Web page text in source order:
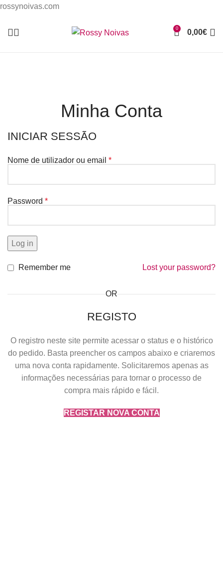
rossynoivas.com
0 0,00€
Minha Conta
INICIAR SESSÃO
Nome de utilizador ou email *
Password *
Log in
Lost your password?
Remember me
OR
REGISTO
O registro neste site permite acessar o status e o histórico
do pedido. Basta preencher os campos abaixo e criaremos
uma nova conta rapidamente. Solicitaremos apenas as
informações necessárias para tornar o processo de
compra mais rápido e fácil.
REGISTAR NOVA CONTA